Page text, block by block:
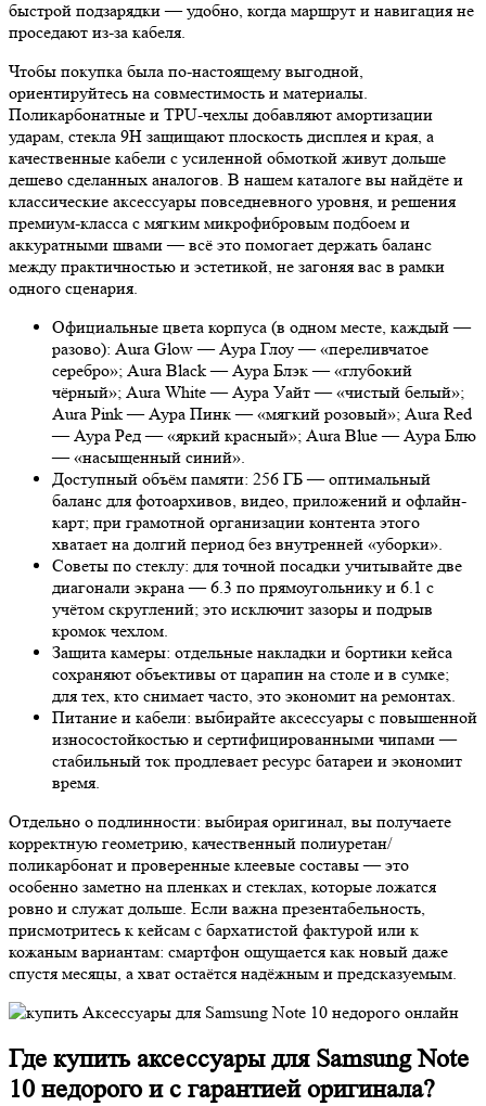
быстрой подзарядки — удобно, когда маршрут и навигация не
проседают из-за кабеля.
Чтобы покупка была по-настоящему выгодной,
ориентируйтесь на совместимость и материалы.
Поликарбонатные и TPU-чехлы добавляют амортизации
ударам, стекла 9H защищают плоскость дисплея и края, а
качественные кабели с усиленной обмоткой живут дольше
дешево сделанных аналогов. В нашем каталоге вы найдёте и
классические аксессуары повседневного уровня, и решения
премиум-класса с мягким микрофибровым подбоем и
аккуратными швами — всё это помогает держать баланс
между практичностью и эстетикой, не загоняя вас в рамки
одного сценария.
Официальные цвета корпуса (в одном месте, каждый —
разово): Aura Glow — Аура Глоу — «переливчатое
серебро»; Aura Black — Аура Блэк — «глубокий
чёрный»; Aura White — Аура Уайт — «чистый белый»;
Aura Pink — Аура Пинк — «мягкий розовый»; Aura Red
— Аура Ред — «яркий красный»; Aura Blue — Аура Блю
— «насыщенный синий».
Доступный объём памяти: 256 ГБ — оптимальный
баланс для фотоархивов, видео, приложений и офлайн-
карт; при грамотной организации контента этого
хватает на долгий период без внутренней «уборки».
Советы по стеклу: для точной посадки учитывайте две
диагонали экрана — 6.3 по прямоугольнику и 6.1 с
учётом скруглений; это исключит зазоры и подрыв
кромок чехлом.
Защита камеры: отдельные накладки и бортики кейса
сохраняют объективы от царапин на столе и в сумке;
для тех, кто снимает часто, это экономит на ремонтах.
Питание и кабели: выбирайте аксессуары с повышенной
износостойкостью и сертифицированными чипами —
стабильный ток продлевает ресурс батареи и экономит
время.
Отдельно о подлинности: выбирая оригинал, вы получаете
корректную геометрию, качественный полиуретан/
поликарбонат и проверенные клеевые составы — это
особенно заметно на пленках и стеклах, которые ложатся
ровно и служат дольше. Если важна презентабельность,
присмотритесь к кейсам с бархатистой фактурой или к
кожаным вариантам: смартфон ощущается как новый даже
спустя месяцы, а хват остаётся надёжным и предсказуемым.
Где купить аксессуары для Samsung Note
10 недорого и с гарантией оригинала?